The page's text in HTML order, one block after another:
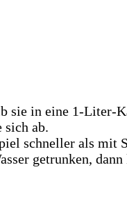
sie in eine 1-
sich ab.
schneller als mit
getrunken,